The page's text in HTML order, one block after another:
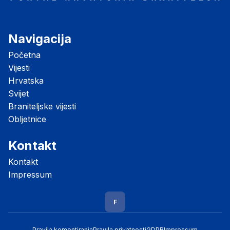
Navigacija
Početna
Vijesti
Hrvatska
Svijet
Braniteljske vijesti
Obljetnice
Kontakt
Kontakt
Impressum
F